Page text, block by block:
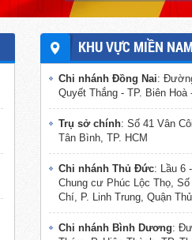
KHU VỰC MIỀN NAM
Chi nhánh Đồng Nai:
Quyết Thắng - TP. Biên Hoà
Trụ sở chính: Số 41 Vân
Tân Bình, TP. HCM
Chi nhánh Thủ Đức: Lầu 6
Chung cư Phúc Lộc Thọ,
Chí, P. Linh Trung, Quận
Chi nhánh Bình Dương: